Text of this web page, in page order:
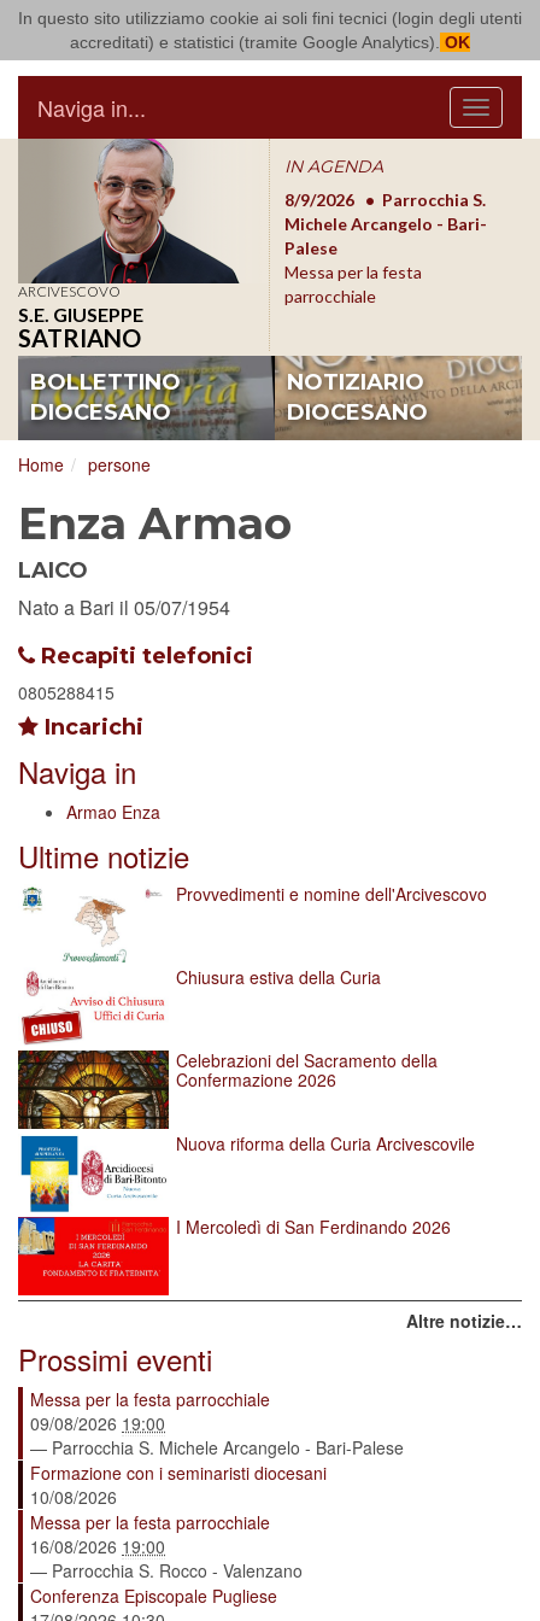
In questo sito utilizziamo cookie ai soli fini tecnici (login degli utenti
accreditati) e statistici (tramite Google Analytics). OK
Arcidiocesi di Bari Bitonto
Menu
Naviga in...
ARCIVESCOVO
S.E. GIUSEPPE
SATRIANO
IN AGENDA
8/17/2026
Conversano
Conferenza Episcopale
Pugliese
8/9/2026
Parrocchia S.
Michele Arcangelo - Bari-
Palese
Messa per la festa
parrocchiale
BOLLETTINO
DIOCESANO
NOTIZIARIO
DIOCESANO
Home persone
Enza Armao
LAICO
Nato a Bari il 05/07/1954
Recapiti telefonici
0805288415
Incarichi
Naviga in
Armao Enza
Ultime notizie
Provvedimenti e nomine dell'Arcivescovo
Chiusura estiva della Curia
Celebrazioni del Sacramento della
Confermazione 2026
Nuova riforma della Curia Arcivescovile
I Mercoledì di San Ferdinando 2026
Altre notizie…
Prossimi eventi
Messa per la festa parrocchiale
09/08/2026 19:00
— Parrocchia S. Michele Arcangelo - Bari-Palese
Formazione con i seminaristi diocesani
10/08/2026
Messa per la festa parrocchiale
16/08/2026 19:00
— Parrocchia S. Rocco - Valenzano
Conferenza Episcopale Pugliese